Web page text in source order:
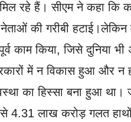
रहे हैं। सीएम ने कहा कि
की गरीबी हटाई।लेकिन
काम किया, जिसे दुनिया
में न विकास हुआ और न
का हिस्सा बना हुआ था।
4.31 लाख करोड़ गलत